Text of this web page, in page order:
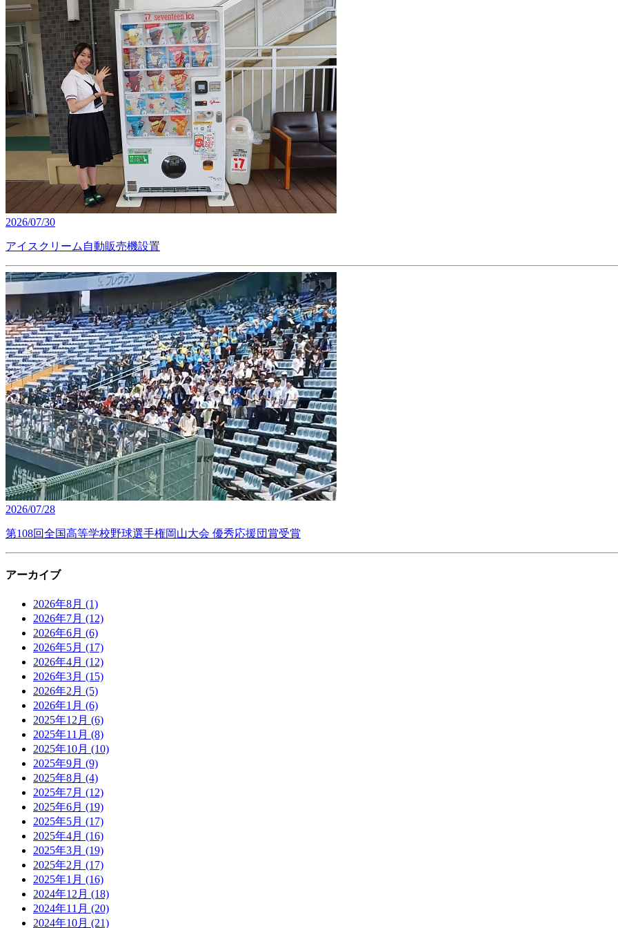
2026/07/30
アイスクリーム自動販売機設置
2026/07/28
第108回全国高等学校野球選手権岡山大会 優秀応援団賞受賞
アーカイブ
2026年8月 (1)
2026年7月 (12)
2026年6月 (6)
2026年5月 (17)
2026年4月 (12)
2026年3月 (15)
2026年2月 (5)
2026年1月 (6)
2025年12月 (6)
2025年11月 (8)
2025年10月 (10)
2025年9月 (9)
2025年8月 (4)
2025年7月 (12)
2025年6月 (19)
2025年5月 (17)
2025年4月 (16)
2025年3月 (19)
2025年2月 (17)
2025年1月 (16)
2024年12月 (18)
2024年11月 (20)
2024年10月 (21)